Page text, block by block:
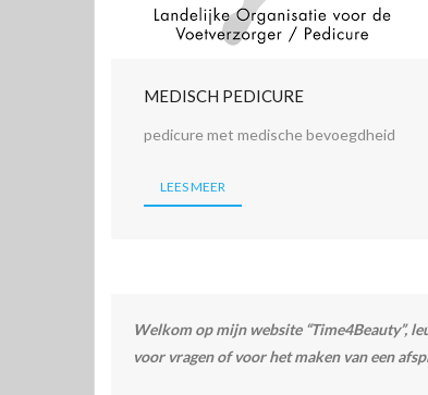
MEDISCH PEDICURE
pedicure met medische bevoegdheid
LEES MEER
Welkom op mijn website “Time4Beauty”,
voor vragen of voor het maken van een